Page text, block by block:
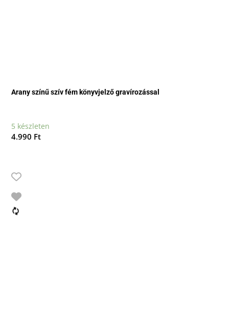
Arany színű szív fém könyvjelző gravírozással
5 készleten
4.990 Ft